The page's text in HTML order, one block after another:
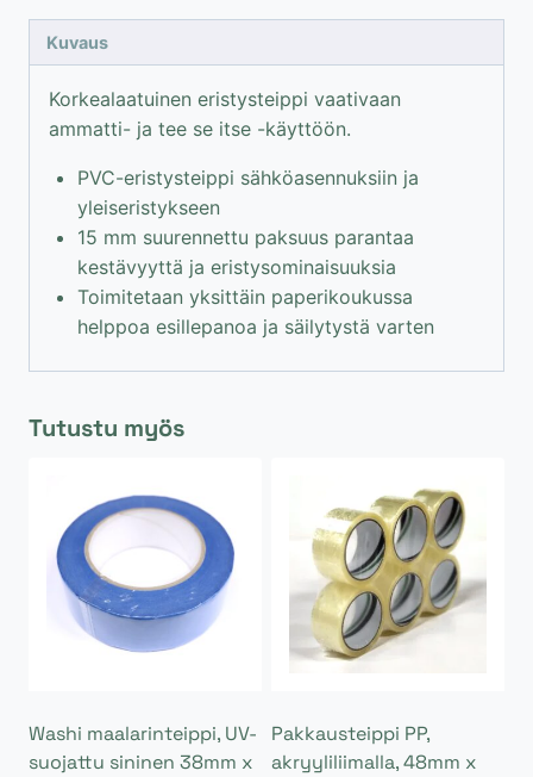
määrä
Kuvaus
Korkealaatuinen eristysteippi vaativaan
ammatti- ja tee se itse -käyttöön.
PVC-eristysteippi sähköasennuksiin ja
yleiseristykseen
15 mm suurennettu paksuus parantaa
kestävyyttä ja eristysominaisuuksia
Toimitetaan yksittäin paperikoukussa
helppoa esillepanoa ja säilytystä varten
Tutustu myös
Washi maalarinteippi, UV-
suojattu sininen 38mm x
Pakkausteippi PP,
akryyliliimalla, 48mm x